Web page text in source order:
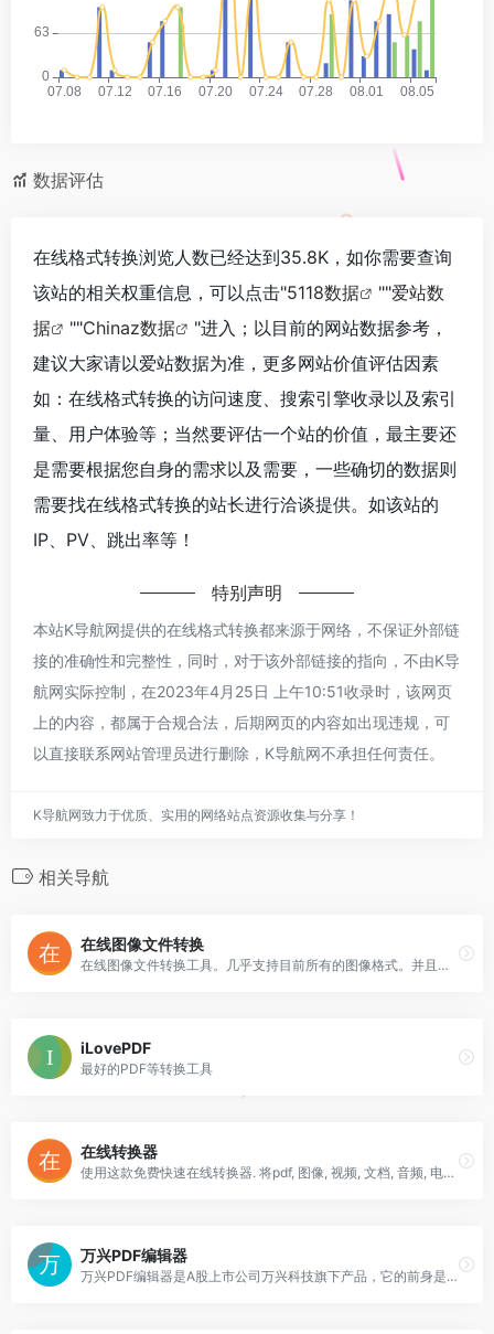
数据评估
在线格式转换浏览人数已经达到35.8K，如你需要查询
该站的相关权重信息，可以点击"5118数据 ""爱站数
据
""Chinaz数据
"进入；以目前的网站数据参考，
建议大家请以爱站数据为准，更多网站价值评估因素
如：在线格式转换的访问速度、搜索引擎收录以及索引
量、用户体验等；当然要评估一个站的价值，最主要还
是需要根据您自身的需求以及需要，一些确切的数据则
需要找在线格式转换的站长进行洽谈提供。如该站的
IP、PV、跳出率等！
特别声明
本站K导航网提供的在线格式转换都来源于网络，不保证外部链
接的准确性和完整性，同时，对于该外部链接的指向，不由K导
航网实际控制，在2023年4月25日 上午10:51收录时，该网页
上的内容，都属于合规合法，后期网页的内容如出现违规，可
以直接联系网站管理员进行删除，K导航网不承担任何责任。
K导航网致力于优质、实用的网络站点资源收集与分享！
相关导航
在线图像文件转换
在线图像文件转换工具。几乎支持目前所有的图像格式。并且可以更改图像大小，缩放，旋转，镜像等功能。不需下载软件和插件，可以在线直接转换。
iLovePDF
最好的PDF等转换工具
在线转换器
使用这款免费快速在线转换器. 将pdf, 图像, 视频, 文档, 音频, 电子书及压缩等文件格式转换为其他格式。现支持超过20200多种不同格式转换。
万兴PDF编辑器
万兴PDF编辑器是A股上市公司万兴科技旗下产品，它的前身是PDFelement，是一款专业的PDF编辑器。